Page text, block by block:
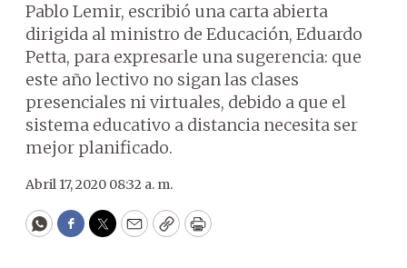
Pablo Lemir, escribió una carta abierta
dirigida al ministro de Educación, Eduardo
Petta, para expresarle una sugerencia: que
este año lectivo no sigan las clases
presenciales ni virtuales, debido a que el
sistema educativo a distancia necesita ser
mejor planificado.
Abril 17, 2020 08:32 a. m.
WhatsApp
Facebook
Twitter
EmailCopyPrint